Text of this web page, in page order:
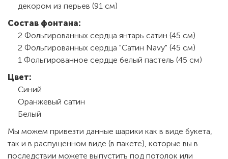
декором из перьев (91 см)
Состав фонтана:
2 Фольгированных сердца янтарь сатин (45 см)
2 Фольгированных сердца "Сатин Navy" (45 см)
1 Фольгированное сердце белый пастель (45 см)
Цвет:
Синий
Оранжевый сатин
Белый
Мы можем привезти данные шарики как в виде букета,
так и в распущенном виде (в пакете), которые вы в
последствии можете выпустить под потолок или